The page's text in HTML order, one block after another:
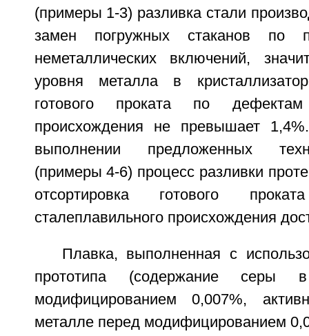
(примеры 1-3) разливка стали
замен погружных стаканов по
неметаллических включений,
уровня металла в
готового проката по дефектам
происхождения не превышает
выполнении предложенных
(примеры 4-6) процесс разливки
отсортировка готового
сталеплавильного происхождения
Плавка, выполненная с
прототипа (содержание серы
модифицированием 0,007%,
металле перед модифицированием